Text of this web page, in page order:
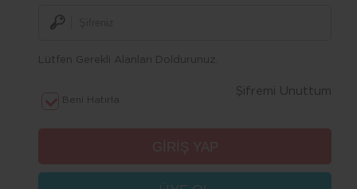
Lütfen Gerekli Alanları Doldurunuz.
Beni Hatırla
Şifremi Unuttum